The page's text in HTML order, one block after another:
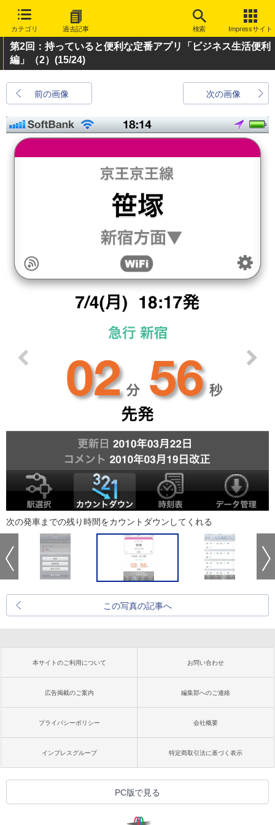
カテゴリ 過去記事 検索 Impressサイト
第2回：持っていると便利な定番アプリ「ビジネス生活便利
編」（2） (15/24)
前の画像 次の画像
次の発車までの残り時間をカウントダウンしてくれる
この写真の記事へ
本サイトのご利用について お問い合わせ
広告掲載のご案内 編集部へのご連絡
プライバシーポリシー 会社概要
インプレスグループ 特定商取引法に基づく表示
PC版で見る